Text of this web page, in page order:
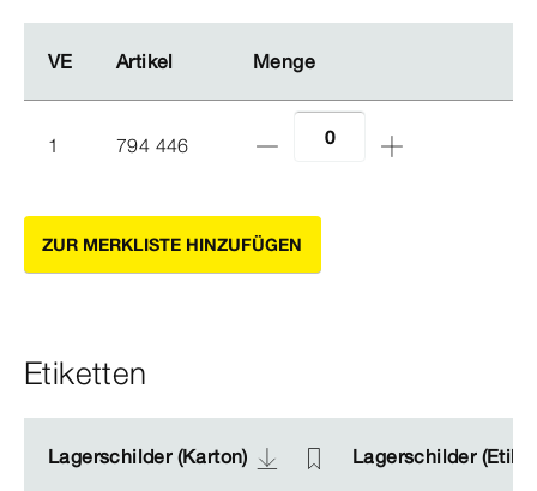
VE Artikel Menge
VE Artikel Menge
1 794 446
ZUR MERKLISTE HINZUFÜGEN
Etiketten
Lagerschilder (Karton) Lagerschilder
Lagerschilder (Karton) Lagerschilder